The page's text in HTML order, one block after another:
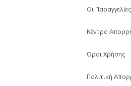
Οι
Κέντρο
Όροι Χρήσης
Πολιτική